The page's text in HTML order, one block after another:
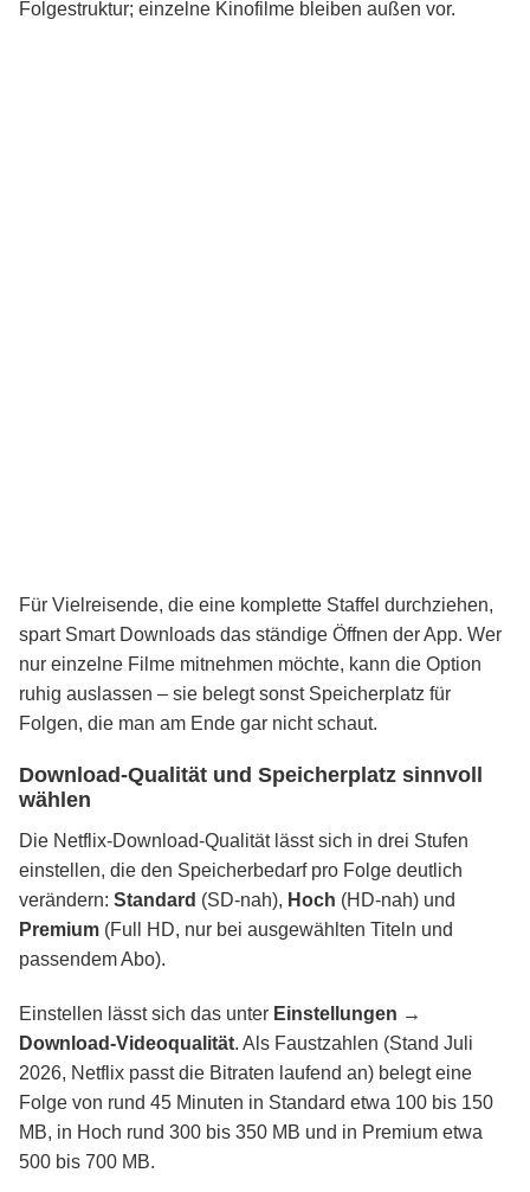
Folgestruktur; einzelne Kinofilme bleiben außen vor.
Für Vielreisende, die eine komplette Staffel durchziehen,
spart Smart Downloads das ständige Öffnen der App. Wer
nur einzelne Filme mitnehmen möchte, kann die Option
ruhig auslassen – sie belegt sonst Speicherplatz für
Folgen, die man am Ende gar nicht schaut.
Download-Qualität und Speicherplatz sinnvoll
wählen
Die Netflix-Download-Qualität lässt sich in drei Stufen
einstellen, die den Speicherbedarf pro Folge deutlich
verändern: Standard (SD-nah), Hoch (HD-nah) und
Premium (Full HD, nur bei ausgewählten Titeln und
passendem Abo).
Einstellen lässt sich das unter Einstellungen →
Download-Videoqualität. Als Faustzahlen (Stand Juli
2026, Netflix passt die Bitraten laufend an) belegt eine
Folge von rund 45 Minuten in Standard etwa 100 bis 150
MB, in Hoch rund 300 bis 350 MB und in Premium etwa
500 bis 700 MB.